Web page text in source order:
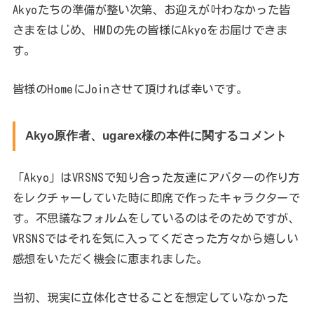
Akyoたちの準備が整い次第、お迎えが叶わなかった皆
さまをはじめ、HMDの先の皆様にAkyoをお届けできま
す。
皆様のHomeにJoinさせて頂ければ幸いです。
Akyo原作者、ugarex様の本件に関するコメント
「Akyo」はVRSNSで知り合った友達にアバターの作り方
をレクチャーしていた時に即席で作ったキャラクターで
す。不思議なフォルムをしているのはそのためですが、
VRSNSではそれを気に入ってくださった方々から嬉しい
感想をいただく機会に恵まれました。
当初、現実に立体化させることを想定していなかった